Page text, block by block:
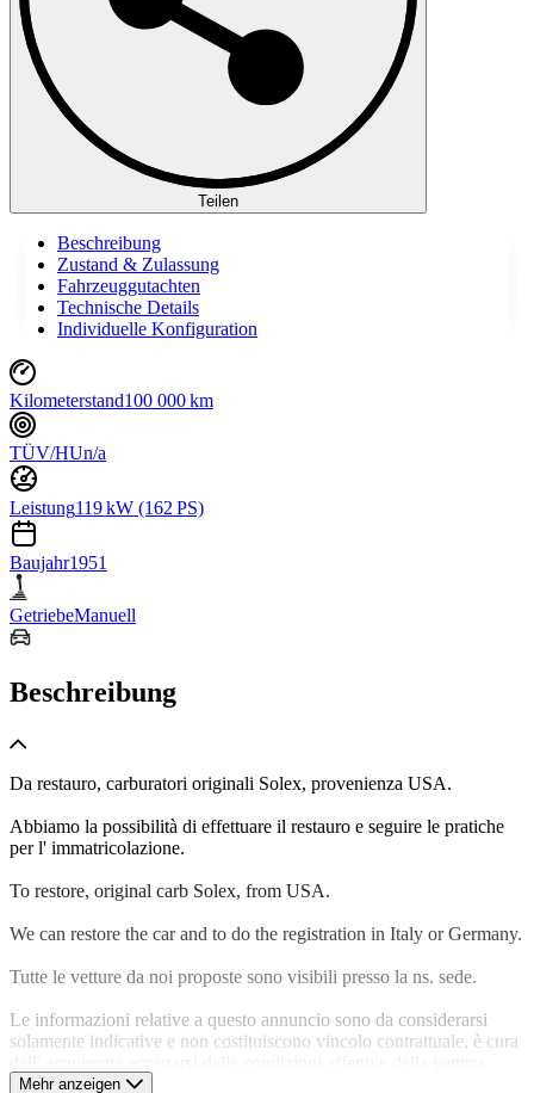
Teilen
Beschreibung
Zustand & Zulassung
Fahrzeuggutachten
Technische Details
Individuelle Konfiguration
Kilometerstand100 000 km
TÜV/HUn/a
Leistung119 kW (162 PS)
Baujahr1951
GetriebeManuell
Beschreibung
Da restauro, carburatori originali Solex, provenienza USA.
Abbiamo la possibilità di effettuare il restauro e seguire le pratiche
per l' immatricolazione.
To restore, original carb Solex, from USA.
We can restore the car and to do the registration in Italy or Germany.
Tutte le vetture da noi proposte sono visibili presso la ns. sede.
Le informazioni relative a questo annuncio sono da considerarsi
solamente indicative e non costituiscono vincolo contrattuale, è cura
Mehr anzeigen